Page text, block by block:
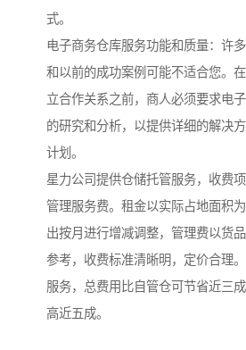
式。
电子商务仓库服务功能和质量：许
和以前的成功案例可能不适合您。
立合作关系之前，商人必须要求电
的研究和分析，以提供详细的解决
计划。
星力公司提供仓储托管服务，收费
管理服务费。租金以实际占地面积
出按月进行增减调整，管理费以货
参考，收费标准清晰明，定价合理
服务，总费用比自管仓可节省近三
高近五成。